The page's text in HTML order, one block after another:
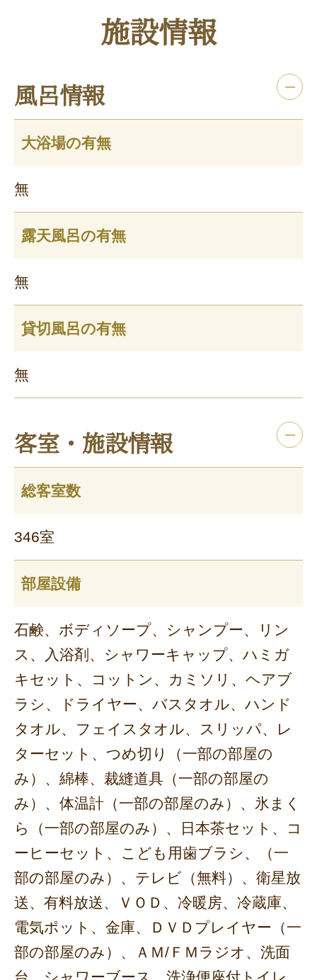
施設情報
風呂情報
大浴場の有無
無
露天風呂の有無
無
貸切風呂の有無
無
客室・施設情報
総客室数
346室
部屋設備
石鹸、ボディソープ、シャンプー、リン
ス、入浴剤、シャワーキャップ、ハミガ
キセット、コットン、カミソリ、ヘアブ
ラシ、ドライヤー、バスタオル、ハンド
タオル、フェイスタオル、スリッパ、レ
ターセット、つめ切り（一部の部屋の
み）、綿棒、裁縫道具（一部の部屋の
み）、体温計（一部の部屋のみ）、氷まく
ら（一部の部屋のみ）、日本茶セット、コ
ーヒーセット、こども用歯ブラシ、（一
部の部屋のみ）、テレビ（無料）、衛星放
送、有料放送、ＶＯＤ、冷暖房、冷蔵庫、
電気ポット、金庫、ＤＶＤプレイヤー（一
部の部屋のみ）、ＡＭ/ＦＭラジオ、洗面